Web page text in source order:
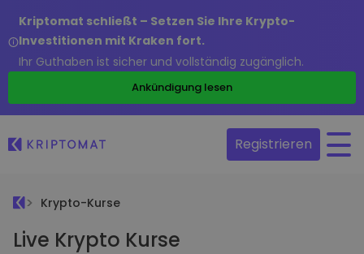
Kriptomat schließt – Setzen Sie Ihre Krypto-
Investitionen mit Kraken fort.
Ihr Guthaben ist sicher und vollständig zugänglich.
Ankündigung lesen
Registrieren
Krypto-Kurse
Live Krypto Kurse